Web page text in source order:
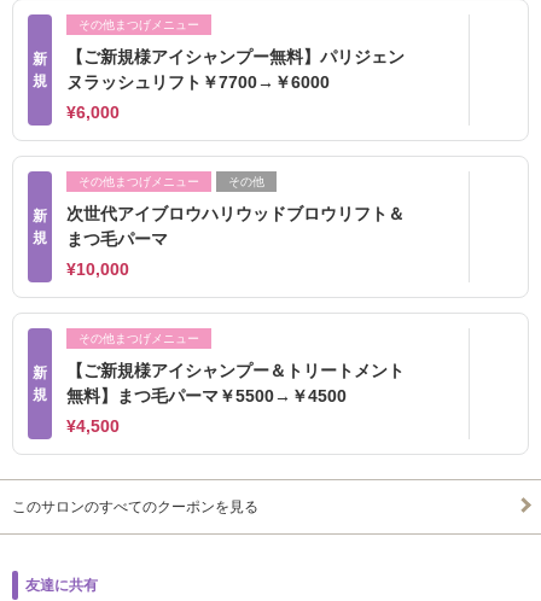
新
規
その他まつげメニュー
【ご新規様アイシャンプー無料】パリジェン
ヌラッシュリフト￥7700→￥6000
¥6,000
新
規
その他まつげメニュー その他
次世代アイブロウハリウッドブロウリフト＆
まつ毛パーマ
¥10,000
新
規
その他まつげメニュー
【ご新規様アイシャンプー＆トリートメント
無料】まつ毛パーマ￥5500→￥4500
¥4,500
このサロンのすべてのクーポンを見る
友達に共有